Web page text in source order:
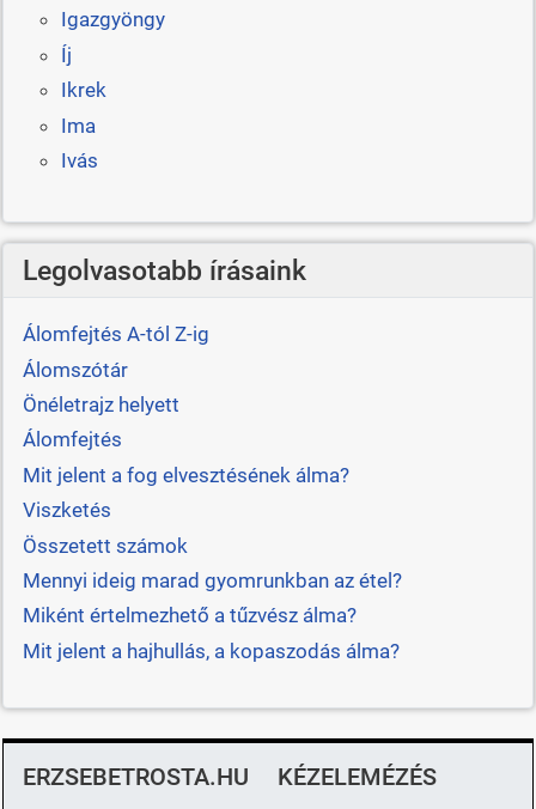
Igazgyöngy
Íj
Ikrek
Ima
Ivás
Legolvasotabb írásaink
Álomfejtés A-tól Z-ig
Álomszótár
Önéletrajz helyett
Álomfejtés
Mit jelent a fog elvesztésének álma?
Viszketés
Összetett számok
Mennyi ideig marad gyomrunkban az étel?
Miként értelmezhető a tűzvész álma?
Mit jelent a hajhullás, a kopaszodás álma?
ERZSEBETROSTA.HU KÉZELEMÉZÉS